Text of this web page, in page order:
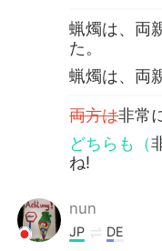
蝋燭は、両
た。
蝋燭は、両
両方は非常
どちらも（
ね!
nun
JP DE